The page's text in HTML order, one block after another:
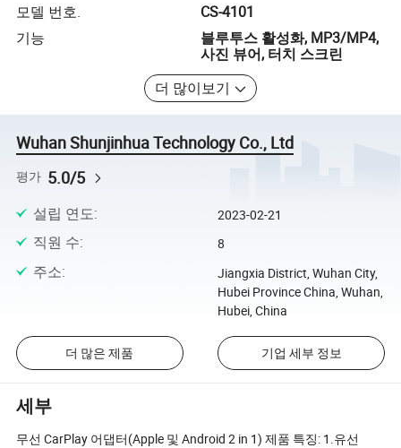
모델 번호.
CS-4101
기능
블루투스 활성화, MP3/MP4,
사진 뷰어, 터치 스크린
더 많이보기
Wuhan Shunjinhua Technology Co., Ltd
평가 5.0/5
설립 연도: 2023-02-21
직원 수: 8
주소:
Jiangxia District, Wuhan City,
Hubei Province China, Wuhan,
Hubei, China
더 많은 제품 기업 세부 정보
세부
무선 CarPlay 어댑터(Apple 및 Android 2 in 1) 제품 특징: 1.유선